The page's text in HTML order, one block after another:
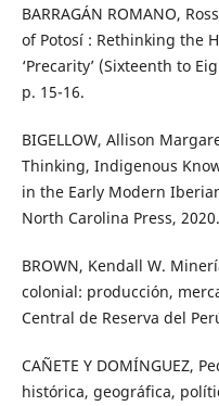
BARRAGÁN ROMANO,
of Potosí : Rethinking the
‘Precarity’ (Sixteenth to
p. 15-16.
BIGELLOW, Allison
Thinking, Indigenous
in the Early Modern
North Carolina Press, 2020.
BROWN, Kendall W.
colonial: producción,
Central de Reserva del
CAÑETE Y DOMÍNGUEZ,
histórica, geográfica,